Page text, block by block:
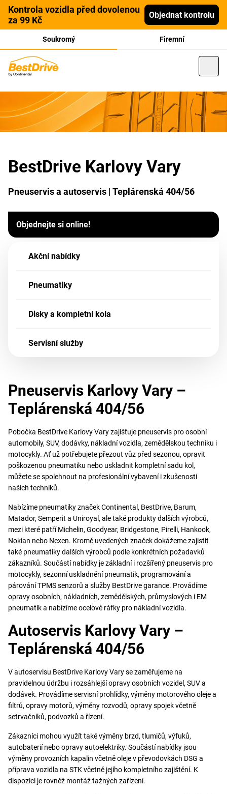
Kontrola vozidla před dovolenou
za 99 Kč
Objednat kontrolu
Soukromý Firemní
BestDrive Karlovy Vary
Pneuservis a autoservis | Teplárenská 404/56
Objednejte si online!
Akční nabídky
Pneumatiky
Disky a kompletní kola
Servisní služby
Pneuservis Karlovy Vary –
Teplárenská 404/56
Pobočka BestDrive Karlovy Vary zajišťuje pneuservis pro osobní
automobily, SUV, dodávky, nákladní vozidla, zemědělskou techniku i
motocykly. Ať už potřebujete přezout vůz před sezonou, opravit
poškozenou pneumatiku nebo uskladnit kompletní sadu kol,
můžete se spolehnout na profesionální vybavení i zkušenosti
našich techniků.
Nabízíme pneumatiky značek Continental, BestDrive, Barum,
Matador, Semperit a Uniroyal, ale také produkty dalších výrobců,
mezi které patří Michelin, Goodyear, Bridgestone, Pirelli, Hankook,
Nokian nebo Nexen. Kromě uvedených značek dokážeme zajistit
také pneumatiky dalších výrobců podle konkrétních požadavků
zákazníků. Součástí nabídky je základní i rozšířený pneuservis pro
motocykly, sezonní uskladnění pneumatik, programování a
párování TPMS senzorů a služby BestDrive garance. Provádíme
opravy osobních, nákladních, zemědělských, průmyslových i EM
pneumatik a nabízíme ocelové ráfky pro nákladní vozidla.
Autoservis Karlovy Vary –
Teplárenská 404/56
V autoservisu BestDrive Karlovy Vary se zaměřujeme na
pravidelnou údržbu i rozsáhlejší opravy osobních vozidel, SUV a
dodávek. Provádíme servisní prohlídky, výměny motorového oleje a
filtrů, opravy motorů, výměny rozvodů, opravy spojek včetně
setrvačníků, podvozků a řízení.
Zákazníci mohou využít také výměny brzd, tlumičů, výfuků,
autobaterií nebo opravy autoelektriky. Součástí nabídky jsou
výměny provozních kapalin včetně oleje v převodovkách DSG a
příprava vozidla na STK včetně jejího kompletního zajištění. K
dispozici je rovněž montáž tažných zařízení.